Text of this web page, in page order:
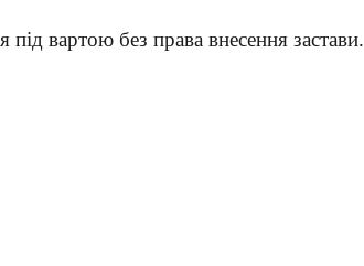
під вартою без права внесення застави.